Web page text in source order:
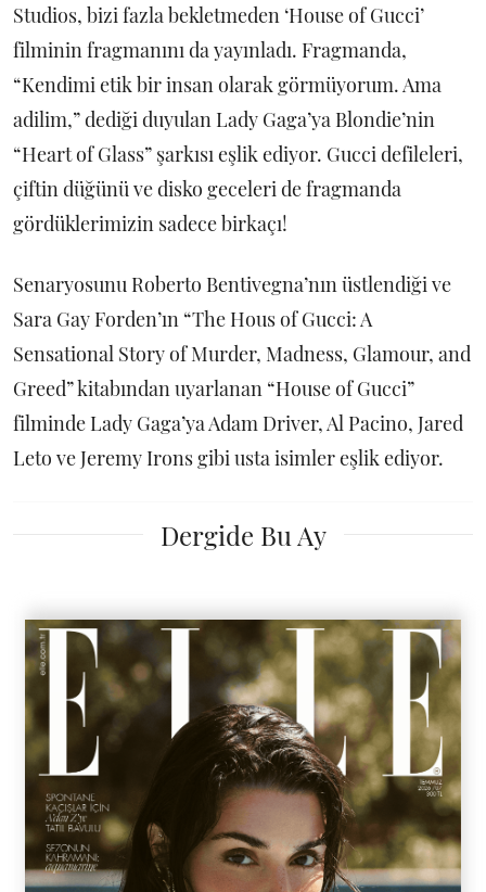
Studios, bizi fazla bekletmeden ‘House of Gucci’
filminin fragmanını da yayınladı. Fragmanda,
“Kendimi etik bir insan olarak görmüyorum. Ama
adilim,” dediği duyulan Lady Gaga’ya Blondie’nin
“Heart of Glass” şarkısı eşlik ediyor. Gucci defileleri,
çiftin düğünü ve disko geceleri de fragmanda
gördüklerimizin sadece birkaçı!
Senaryosunu Roberto Bentivegna’nın üstlendiği ve
Sara Gay Forden’ın “The Hous of Gucci: A
Sensational Story of Murder, Madness, Glamour, and
Greed” kitabından uyarlanan “House of Gucci”
filminde Lady Gaga’ya Adam Driver, Al Pacino, Jared
Leto ve Jeremy Irons gibi usta isimler eşlik ediyor.
Dergide Bu Ay